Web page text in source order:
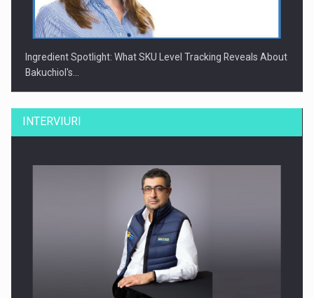
Ingredient Spotlight: What SKU Level Tracking Reveals About
Bakuchiol's…
Producatorii si comerciantii care nu se supun noilor
INTERVIURI